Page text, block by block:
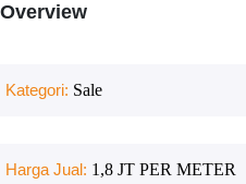
Overview
Kategori: Sale
Harga Jual: 1,8 JT PER METER